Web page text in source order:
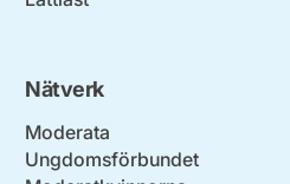
Nätverk
Moderata
Ungdomsförbundet